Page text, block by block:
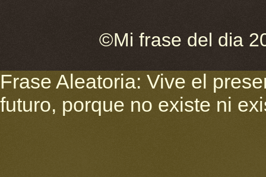
©Mi frase del dia
Frase Aleatoria: Vive el
futuro, porque no existe ni